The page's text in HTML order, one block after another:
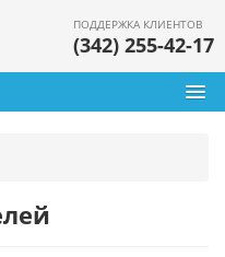
ПОДДЕРЖКА КЛИЕНТОВ
(342) 255-42-17